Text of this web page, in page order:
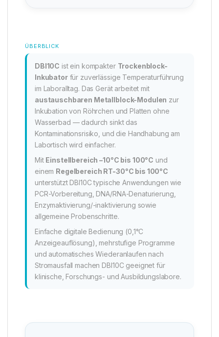
ÜBERBLICK
DBI10C ist ein kompakter Trockenblock-
Inkubatorfür zuverlässige Temperaturführung
im Laboralltag. Das Gerät arbeitet mit
austauschbaren Metallblock-Modulen zur
Inkubation von Röhrchen und Platten ohne
Wasserbad — dadurch sinkt das
Kontaminationsrisiko, und die Handhabung am
Labortisch wird einfacher.
Mit Einstellbereich –10°C bis 100°C und
einem Regelbereich RT-30°C bis 100°C
unterstützt DBI10C typische Anwendungen wie
PCR-Vorbereitung, DNA/RNA-Denaturierung,
Enzymaktivierung/-inaktivierung sowie
allgemeine Probenschritte.
Einfache digitale Bedienung (0,1°C
Anzeigeauflösung), mehrstufige Programme
und automatisches Wiederanlaufen nach
Stromausfall machen DBI10C geeignet für
klinische, Forschungs- und Ausbildungslabore.